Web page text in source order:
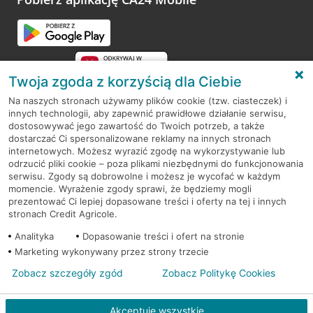
RODO
Regulamin serwisu
Mapa serwisu
PolitykaCookies
© 2026 Credit Agricole Bank Polska S.A. Wszelkie prawa zastrzeżone
Twoja zgoda z korzyścią dla Ciebie
Na naszych stronach używamy plików cookie (tzw. ciasteczek) i
innych technologii, aby zapewnić prawidłowe działanie serwisu,
dostosowywać jego zawartość do Twoich potrzeb, a także
dostarczać Ci spersonalizowane reklamy na innych stronach
internetowych. Możesz wyrazić zgodę na wykorzystywanie lub
odrzucić pliki cookie – poza plikami niezbędnymi do funkcjonowania
serwisu. Zgody są dobrowolne i możesz je wycofać w każdym
momencie. Wyrażenie zgody sprawi, że będziemy mogli
prezentować Ci lepiej dopasowane treści i oferty na tej i innych
stronach Credit Agricole.
Analityka
Dopasowanie treści i ofert na stronie
Marketing wykonywany przez strony trzecie
Akceptuję wszystkie
Zobacz szczegóły zgód Zobacz Politykę Cookies